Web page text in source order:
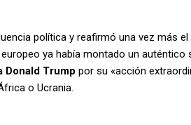
política y reafirmó una vez más
ya había montado un
Donald Trump por su «acción
o Ucrania.